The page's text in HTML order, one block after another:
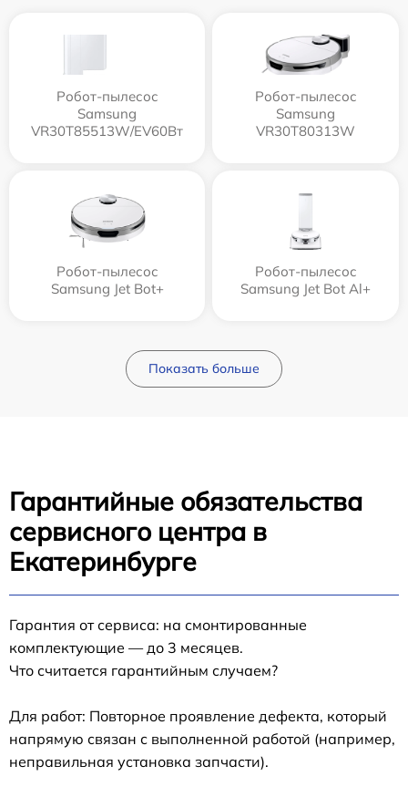
Робот-пылесос
Samsung
VR30T85513W/EV60Вт
Робот-пылесос
Samsung
VR30T80313W
Робот-пылесос
Samsung Jet Bot+
Робот-пылесос
Samsung Jet Bot Al+
Показать больше
Гарантийные обязательства
сервисного центра в
Екатеринбурге
Гарантия от сервиса: на смонтированные
комплектующие — до 3 месяцев.
Что считается гарантийным случаем?
Для работ: Повторное проявление дефекта, который
напрямую связан с выполненной работой (например,
неправильная установка запчасти).